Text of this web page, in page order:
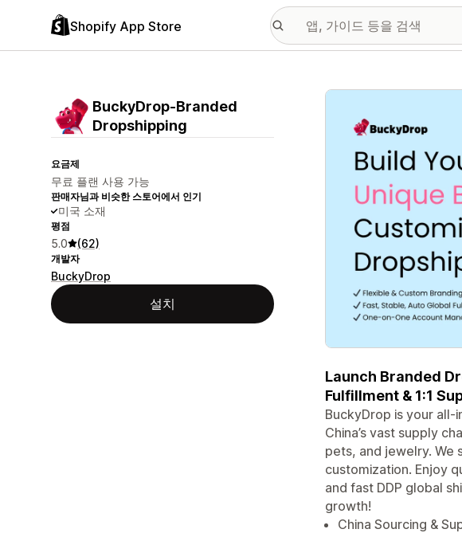
Shopify App Store
BuckyDrop‑Branded
Dropshipping
요금제
무료 플랜 사용 가능
판매자님과 비슷한 스토어에서 인기
미국 소재
평점
5.0 (62)
개발자
BuckyDrop
설치
추천 이미지 갤러리
Launch Branded
Fulfillment & 1:1
BuckyDrop is your
China’s vast supply
pets, and jewelry. We
customization. Enjoy
and fast DDP global
growth!
China Sourcing &